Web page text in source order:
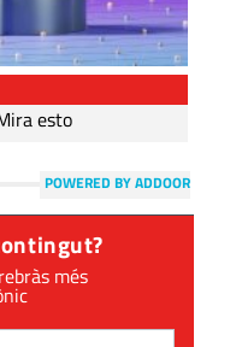
esto
POWERED BY ADDOOR
més